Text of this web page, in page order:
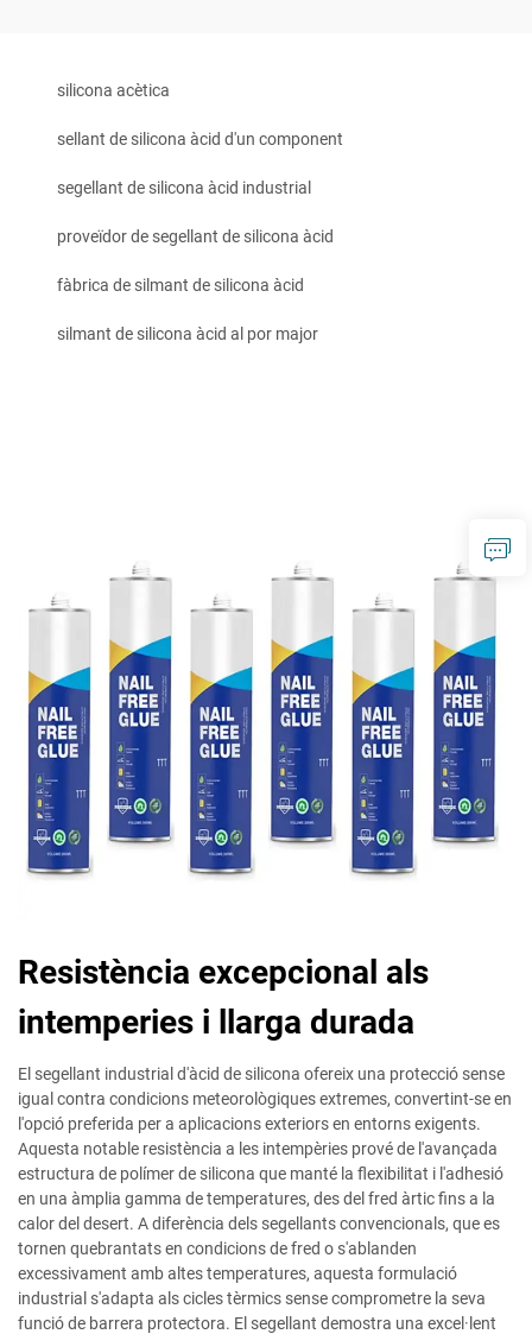
silicona acètica
sellant de silicona àcid d'un component
segellant de silicona àcid industrial
proveïdor de segellant de silicona àcid
fàbrica de silmant de silicona àcid
silmant de silicona àcid al por major
Resistència excepcional als
intemperies i llarga durada
El segellant industrial d'àcid de silicona ofereix una protecció sense
igual contra condicions meteorològiques extremes, convertint-se en
l'opció preferida per a aplicacions exteriors en entorns exigents.
Aquesta notable resistència a les intempèries prové de l'avançada
estructura de polímer de silicona que manté la flexibilitat i l'adhesió
en una àmplia gamma de temperatures, des del fred àrtic fins a la
calor del desert. A diferència dels segellants convencionals, que es
tornen quebrantats en condicions de fred o s'ablanden
excessivament amb altes temperatures, aquesta formulació
industrial s'adapta als cicles tèrmics sense comprometre la seva
funció de barrera protectora. El segellant demostra una excel·lent